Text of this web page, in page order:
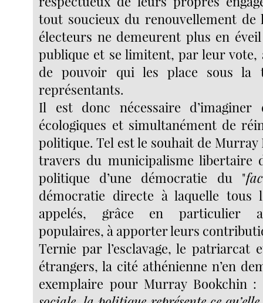
tout soucieux du renouvellement de
électeurs ne demeurent plus en
publique et se limitent, par leur vote,
de pouvoir qui les place sous la
représentants.
Il est donc nécessaire d’imaginer
écologiques et simultanément de
politique. Tel est le souhait de Murray
travers du municipalisme libertaire
politique d’une démocratie du "
démocratie directe à laquelle tous
appelés, grâce en particulier
populaires, à apporter leurs
Ternie par l’esclavage, le patriarcat
étrangers, la cité athénienne n’en
exemplaire pour Murray Bookchin